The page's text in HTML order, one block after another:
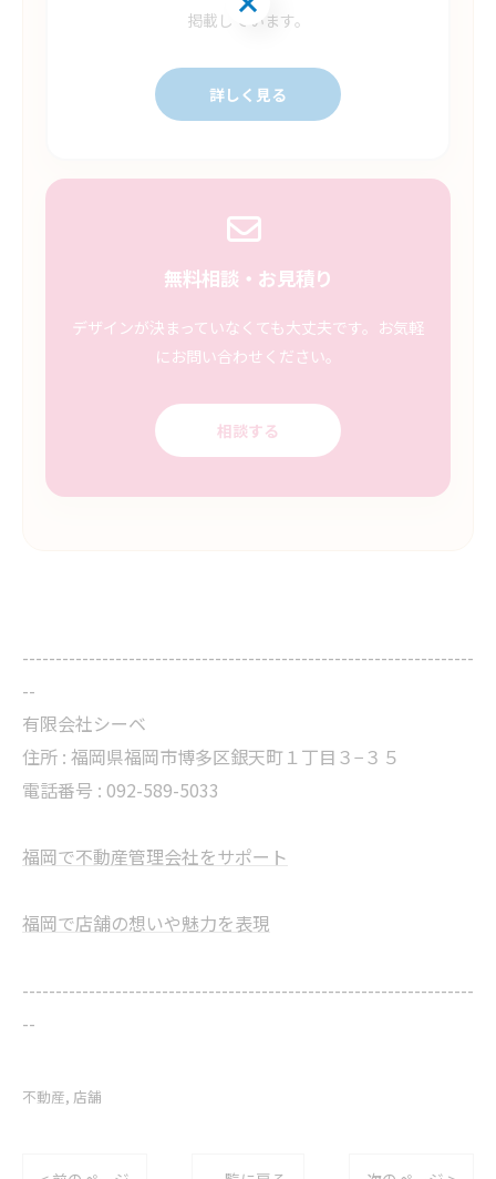
掲載しています。
詳しく見る
無料相談・お見積り
デザインが決まっていなくても大丈夫です。お気軽
にお問い合わせください。
相談する
--------------------------------------------------------------------
--
有限会社シーベ
住所 : 福岡県福岡市博多区銀天町１丁目３−３５
電話番号 : 092-589-5033
福岡で不動産管理会社をサポート
福岡で店舗の想いや魅力を表現
--------------------------------------------------------------------
--
不動産 店舗